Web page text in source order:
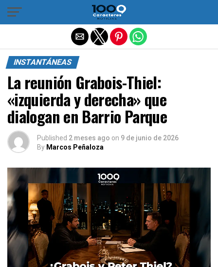
INSTANTÁNEAS
La reunión Grabois-Thiel:
«izquierda y derecha» que
dialogan en Barrio Parque
Published 2 meses ago on 9 de junio de 2026
By Marcos Peñaloza
Salir de la versión móvil